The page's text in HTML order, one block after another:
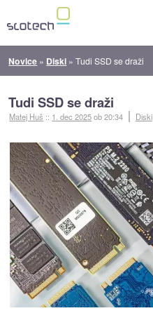
Novice » Diski »Tudi SSD se draži
Tudi SSD se draži
Matej Huš :: 1. dec 2025ob 20:34 Diski